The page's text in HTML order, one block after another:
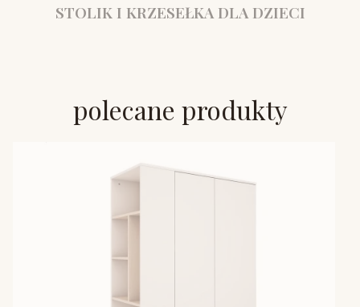
STOLIK I KRZESEŁKA DLA DZIECI
polecane produkty